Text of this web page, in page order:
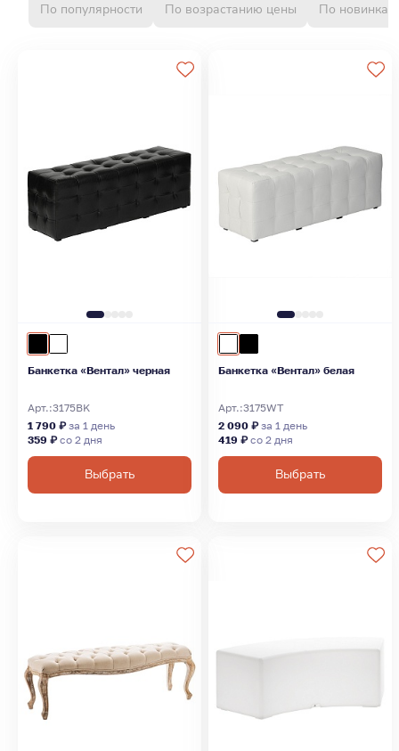
По популярности По возрастанию цены По новинкам
Банкетка «Вентал» черная
Арт.:3175BK
1 790 ₽за 1 день
359 ₽со 2 дня
Выбрать
Банкетка «Вентал» белая
Арт.:3175WT
2 090 ₽за 1 день
419 ₽со 2 дня
Выбрать